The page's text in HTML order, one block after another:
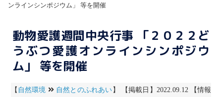
ンラインシンポジウム」 等を開催
動物愛護週間中央行事 「２０２２ど
うぶつ愛護オンラインシンポジウ
ム」 等を開催
【 自然環境 自然とのふれあい 】 【掲載日】2022.09.12 【情報